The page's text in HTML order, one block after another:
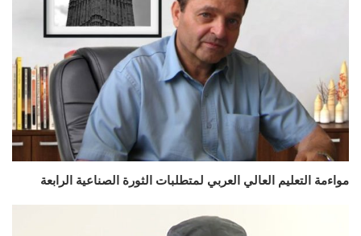
مواءمة التعليم العالي العربي لمتطلبات الثورة الصناعية الرابعة